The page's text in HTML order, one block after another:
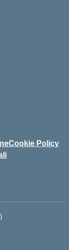
Cookie Policy